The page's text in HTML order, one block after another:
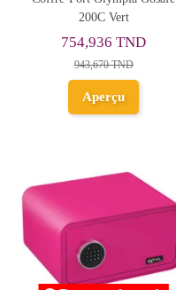
200C Vert
754,936 TND
943,670 TND
Aperçu